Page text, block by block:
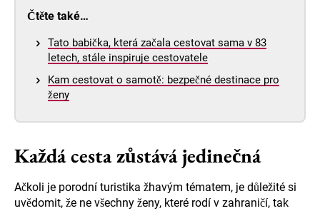
Čtěte také…
Tato babička, která začala cestovat sama v 83
letech, stále inspiruje cestovatele
Kam cestovat o samotě: bezpečné destinace pro
ženy
Každá cesta zůstává jedinečná
Ačkoli je porodní turistika žhavým tématem, je důležité si
uvědomit, že ne všechny ženy, které rodí v zahraničí, tak